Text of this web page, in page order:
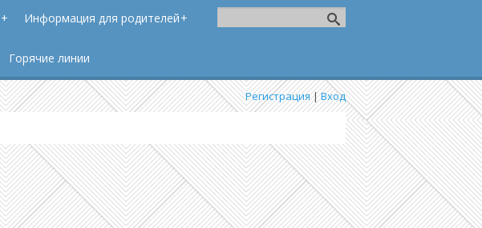
Информация для родителей
Горячие линии
Регистрация|Вход